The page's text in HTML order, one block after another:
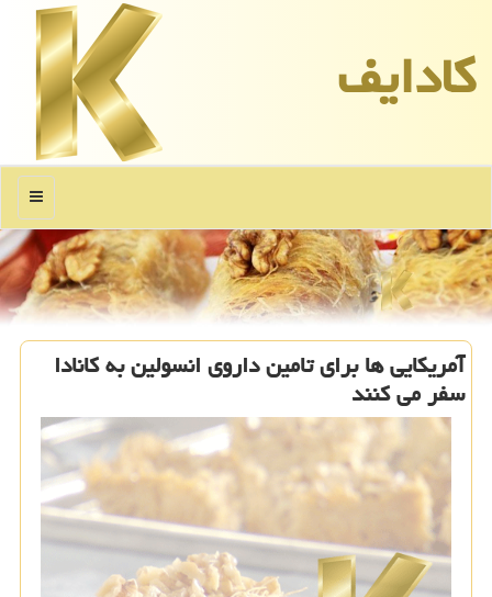
كادایف
منو
آمریكایی ها برای تامین داروی انسولین به كانادا
سفر می كنند